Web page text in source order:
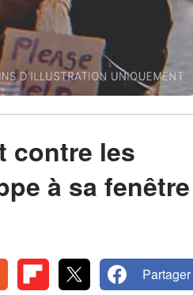
contre les
à sa fenêtre
Partager